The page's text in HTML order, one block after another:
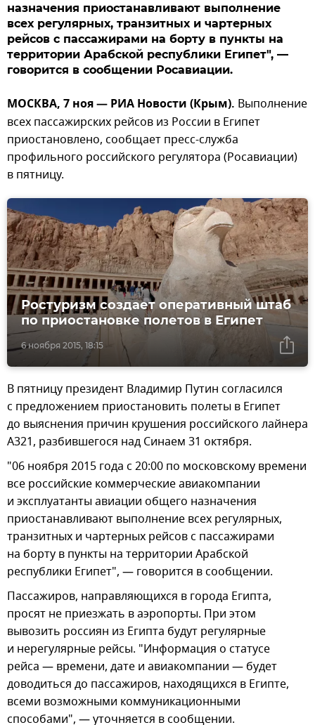
назначения приостанавливают выполнение
всех регулярных, транзитных и чартерных
рейсов с пассажирами на борту в пункты на
территории Арабской республики Египет", —
говорится в сообщении Росавиации.
МОСКВА, 7 ноя — РИА Новости (Крым). Выполнение
всех пассажирских рейсов из России в Египет
приостановлено, сообщает пресс-служба
профильного российского регулятора (Росавиации)
в пятницу.
6 ноября 2015, 18:15
Ростуризм создает оперативный штаб
по приостановке полетов в Египет
В пятницу президент Владимир Путин согласился
с предложением приостановить полеты в Египет
до выяснения причин крушения российского лайнера
A321, разбившегося над Синаем 31 октября.
"06 ноября 2015 года с 20:00 по московскому времени
все российские коммерческие авиакомпании
и эксплуатанты авиации общего назначения
приостанавливают выполнение всех регулярных,
транзитных и чартерных рейсов с пассажирами
на борту в пункты на территории Арабской
республики Египет", — говорится в сообщении.
Пассажиров, направляющихся в города Египта,
просят не приезжать в аэропорты. При этом
вывозить россиян из Египта будут регулярные
и нерегулярные рейсы. "Информация о статусе
рейса — времени, дате и авиакомпании — будет
доводиться до пассажиров, находящихся в Египте,
всеми возможными коммуникационными
способами", — уточняется в сообщении.